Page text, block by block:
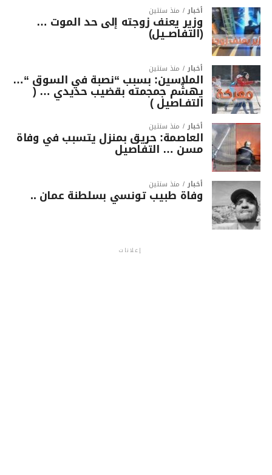
أخبار منذ سنتين
وزير يعنف زوجته إلى حد الموت …
(التفاصــيل)
أخبار منذ سنتين
الملاسين: بسبب “نصبة في السوق “…
يهشّم جمجمته بقضيب حديدي … (
التفـاصيل )
أخبار منذ سنتين
العاصمة: حريق بمنزل يتسبب في وفاة
مسن … التفاصيل
أخبار منذ سنتين
وفاة طبيب تونسي بسلطنة عمان ..
إعلانات